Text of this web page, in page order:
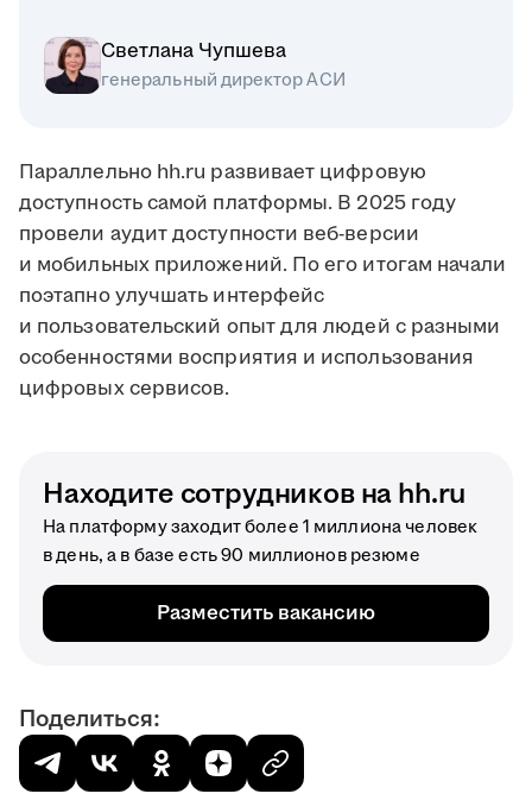
Светлана Чупшева
генеральный директор АСИ
Параллельно hh.ru развивает цифровую
доступность самой платформы. В 2025 году
провели аудит доступности веб-версии
и мобильных приложений. По его итогам начали
поэтапно улучшать интерфейс
и пользовательский опыт для людей с разными
особенностями восприятия и использования
цифровых сервисов.
Находите сотрудников на hh.ru
На платформу заходит более 1 миллиона человек
в день, а в базе есть 90 миллионов резюме
Разместить вакансию
Поделиться: